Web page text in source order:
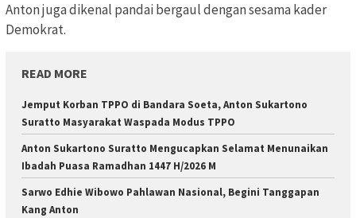
Anton juga dikenal pandai bergaul dengan sesama kader
Demokrat.
READ MORE
Jemput Korban TPPO di Bandara Soeta, Anton Sukartono
Suratto Masyarakat Waspada Modus TPPO
Anton Sukartono Suratto Mengucapkan Selamat Menunaikan
Ibadah Puasa Ramadhan 1447 H/2026 M
Sarwo Edhie Wibowo Pahlawan Nasional, Begini Tanggapan
Kang Anton